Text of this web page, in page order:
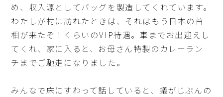
め、収入源としてバッグを製造してくれています。
わたしが村に訪れたときは、それはもう日本の首
相が来たぞ！くらいのVIP待遇。車までお出迎えし
てくれ、家に入ると、お母さん特製のカレーラン
チまでご馳走になりました。
みんなで床にすわって話していると、蟻がじぶんの